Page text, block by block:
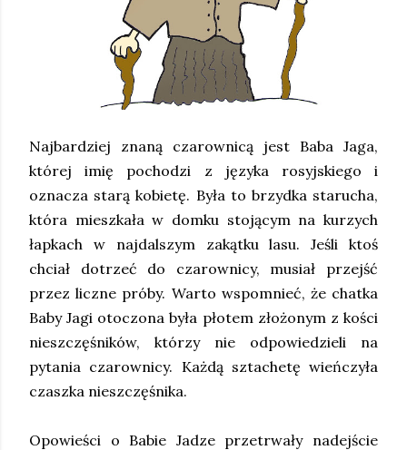
Najbardziej znaną czarownicą jest Baba Jaga,
której imię pochodzi z języka rosyjskiego i
oznacza starą kobietę. Była to brzydka starucha,
która mieszkała w domku stojącym na kurzych
łapkach w najdalszym zakątku lasu. Jeśli ktoś
chciał dotrzeć do czarownicy, musiał przejść
przez liczne próby. Warto wspomnieć, że chatka
Baby Jagi otoczona była płotem złożonym z kości
nieszczęśników, którzy nie odpowiedzieli na
pytania czarownicy. Każdą sztachetę wieńczyła
czaszka nieszczęśnika.
Opowieści o Babie Jadze przetrwały nadejście